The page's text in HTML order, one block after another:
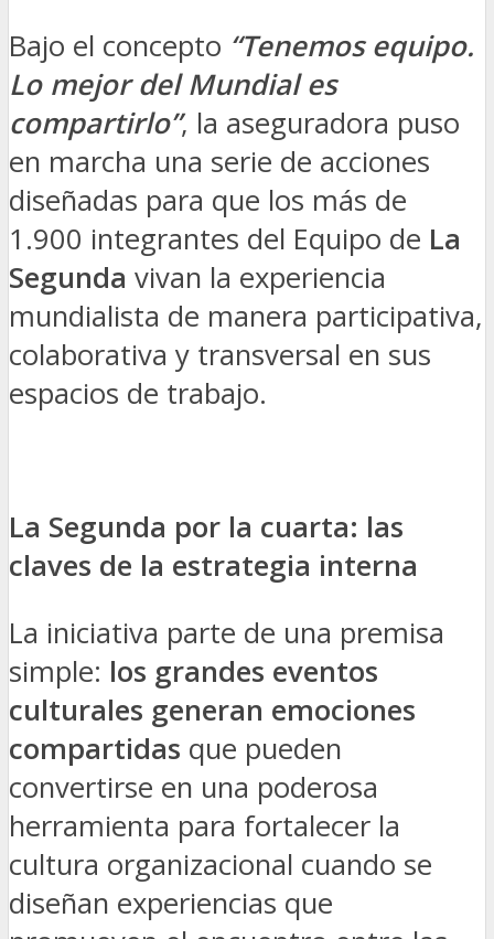
Bajo el concepto “Tenemos equipo.
Lo mejor del Mundial es
compartirlo”, la aseguradora puso
en marcha una serie de acciones
diseñadas para que los más de
1.900 integrantes del Equipo de La
Segunda vivan la experiencia
mundialista de manera participativa,
colaborativa y transversal en sus
espacios de trabajo.
La Segunda por la cuarta: las
claves de la estrategia interna
La iniciativa parte de una premisa
simple: los grandes eventos
culturales generan emociones
compartidas que pueden
convertirse en una poderosa
herramienta para fortalecer la
cultura organizacional cuando se
diseñan experiencias que